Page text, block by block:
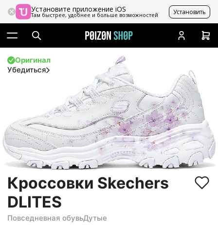
Установите приложение iOS
Там быстрее, удобнее и больше возможностей Установить
Оригинал
Убедиться
Кроссовки Skechers
DLITES
Повседневная обувьДутые